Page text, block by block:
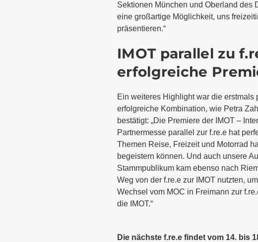
Sektionen München und Oberland des
eine großartige Möglichkeit, uns
präsentieren.“
IMOT parallel zu
erfolgreiche
Ein weiteres Highlight war die erstmals
erfolgreiche Kombination, wie Petra
bestätigt: „Die Premiere der IMOT –
Partnermesse parallel zur f.re.e hat
Themen Reise, Freizeit und Motorrad
begeistern können. Und auch unsere
Stammpublikum kam ebenso nach
Weg von der f.re.e zur IMOT nutzten,
Wechsel vom MOC in Freimann zur
die IMOT.“
Die nächste f.re.e findet vom 14. bis